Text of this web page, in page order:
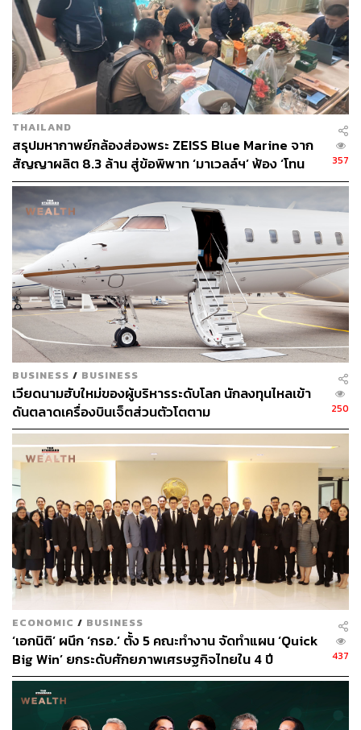
มูลค่าของพระเครื่องมีลักษณะขึ้นลงตามดีมานด์และซัพลาย
คล้ายกับตลาดหุ้น อย่างเครื่องรางของขลังรุ่นใหม่ๆ ก็อาจจะ
มีความต้องการสูง เช่าเพียงไม่นานก็อาจขายได้ในเวลาไม่กี่
นาที แต่ถ้ามีการสร้างขึ้นมากๆ ก็จะทำให้มูลค่าตกลงตาม
ซัพพลายที่เพิ่มขึ้น
“ถ้าเป็นพระที่เขาเล่นกันมานานตั้งแต่สมัย 30-40 ปีก่อน ราคา
ก็จะเสถียร เขาเรียกว่าพระตลาด คือมีแล้วเหมือนมีเงินสดอยู่
ในเมือ แต่เครื่องรางของขลังอย่างไอ้ไข่ วัดเจดีย์ พอมีกระแส
คนก็หากัน ทำให้มูลค่าในตลาดสูงขึ้น แต่พอคนทำออกมา
เยอะๆ ความต้องการก็ลดลง ขณะที่เกจิสมัยก่อนอย่าง หลวง
พ่อคม หลวงปู่โต๊ะ อันนั้นก็จะเรียกว่าเป็นสแตนดาร์ด คนก็จะ
เก็บไว้ ยิ่งเก็บนานก็ยิ่งมีมูลค่า”
สำหรับมือใหม่ที่เริ่มสะสมพระเครื่อง หลงแนะนำว่าก่อนอื่น
ต้องแยกประเภทของพระเครื่องให้ได้ว่าคืออะไร เนื้ออะไร จะ
เป็นโลหะ เนื้อดิน เนื้อชิ้น เนื้อผง รวมทั้งศึกษาหาข้อมูล
ประวัติที่มา วิวัฒนาการของการสร้างในแต่ละยุค และยังแยก
ย่อยไปถึงลักษณะเฉพาะของพระเครื่องแต่ละองค์ว่ามีจุด
สังเกตที่ตรงไหน ดูตำหนิจากอะไร ซึ่งจะไม่มีอะไรตายตัว
ต้องอาศัยการหาข้อมูลจากหนังสือหรืออินเทอร์เน็ต
“ในมุมของผม ต้องรู้ก่อนว่าเข้ามาเพราะอะไร เรามักจะได้ยิน
คำว่าขายพระกิน แต่ปัจจุบันไม่ใช่แบบนั้นแล้ว พระเครื่อง
เปรียบเสมือนสินทรัพย์ที่มีมูลค่าในตัวเอง เราจะเช่าก็ต้องรู้ว่า
เช่าเพราะศรัทธาหรือว่าเป็นธุรกิจ ถ้าเป็นอย่างหลังก็ต้องดูให้
ออกว่าจะเก็บสะสมพระอะไร ข้อแนะนำคือต้องเก็บพระที่คน
ทั่วไปรู้จัก เช่น หลวงพ่อทวด หลวงพ่อคูณ หลวงปู่ทิม หลวงปู่
โต๊ะ คือเอ่ยชื่อมาแล้วรู้จัก ไม่ต้องอธิบายมาก อันนั้นเขาเรียก
ว่าพระตลาด จากวันนี้อีก 100 ปีก็ยังปล่อยเช่าได้ แต่ถ้าจะลง
ไปเช่าพระที่สร้างใหม่ ผลตอบแทนก็โอเค แต่ก็ต้องเช่าให้ไว
และปล่อยให้ถูกจังหวะ อย่างที่สองคือต้องดูพระเป็น แบ่งแยก
บล็อก แบ่งแยกหลวงพ่อให้ได้ ประเมินราคาให้ได้ ซึ่งเรื่อง
เหล่านี้หาได้ตามหนังสือ อินเทอร์เน็ต หรือปรึกษาผู้ชำนาญ
การด้านพระเครื่องเขาก็ยินดีให้คำปรึกษา”
พระเครื่อง 5 รุ่นที่น่าสนใจ
ด้วยสภาพเศรษฐกิจในปัจจุบัน พระเครื่องที่ได้รับความนิยมจะ
THAILAND
สรุปมหากาพย์กล้องส่องพระ ZEISS Blue Marine จาก
สัญญาผลิต 8.3 ล้าน สู่ข้อพิพาท ‘มาเวลล์ฯ’ ฟ้อง ‘โทน
บางแค’ ผิดนัดจ่ายหนี้-แอบระบุแบรนด์
357
BUSINESS / BUSINESS
เวียดนามฮับใหม่ของผู้บริหารระดับโลก นักลงทุนไหลเข้า
ดันตลาดเครื่องบินเจ็ตส่วนตัวโตตาม
250
ECONOMIC / BUSINESS
‘เอกนิติ’ ผนึก ‘กรอ.’ ตั้ง 5 คณะทำงาน จัดทำแผน ‘Quick
Big Win’ ยกระดับศักยภาพเศรษฐกิจไทยใน 4 ปี
437